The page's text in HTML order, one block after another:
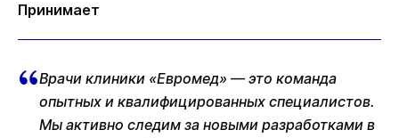
Принимает
Врачи клиники «Евромед» — это команда
опытных и квалифицированных специалистов.
Мы активно следим за новыми разработками в